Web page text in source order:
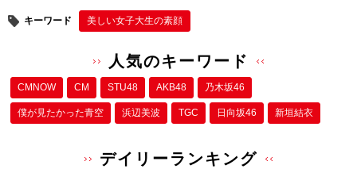
キーワード 美しい女子大生の素顔
人気のキーワード
CMNOW CM STU48 AKB48 乃木坂46
僕が⾒たかった⻘空 浜辺美波 TGC 日向坂46 新垣結衣
デイリーランキング